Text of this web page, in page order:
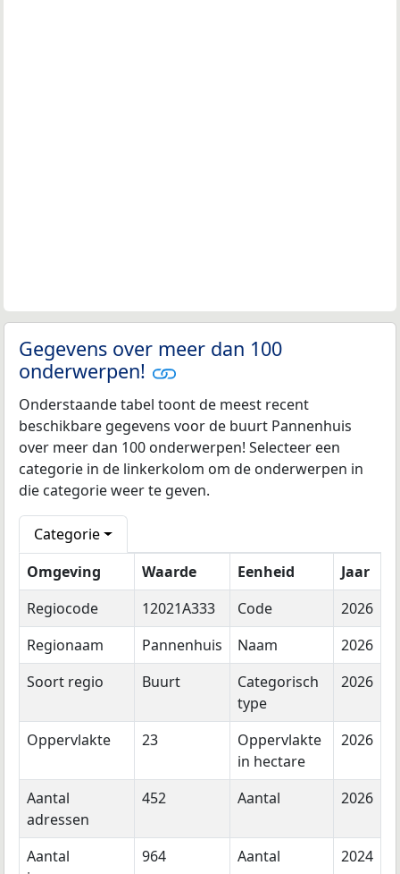
Gegevens over meer dan 100
onderwerpen!
Onderstaande tabel toont de meest recent
beschikbare gegevens voor de buurt Pannenhuis
over meer dan 100 onderwerpen! Selecteer een
categorie in de linkerkolom om de onderwerpen in
die categorie weer te geven.
Categorie
Omgeving
Waarde Eenheid
Jaar
Regiocode
12021A333 Code
2026
Regionaam
Pannenhuis Naam
2026
Soort regio
Buurt
Categorisch
type
2026
Oppervlakte 23
Oppervlakte
in hectare
2026
Aantal
adressen
452 Aantal 2026
Aantal
964 Aantal 2024